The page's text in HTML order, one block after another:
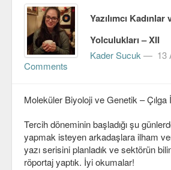
Düşündüklerimiz
Teknik
Arayüz Tasarımı
Java
Javascript
Yazılımcı
Yolculukları – XII
Kader Sucuk — 13
Comments
Moleküler Biyoloji ve Genetik – Çılga
Tercih döneminin başladığı şu
yapmak isteyen arkadaşlara ilham
yazı serisini planladık ve sektörün
röportaj yaptık. İyi okumalar!